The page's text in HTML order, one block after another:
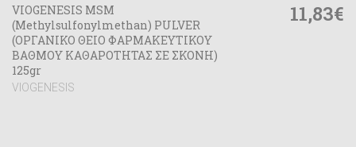
VIOGENESIS MSM
(Methylsulfonylmethan) PULVER
(ΟΡΓΑΝΙΚΟ ΘΕΙΟ ΦΑΡΜΑΚΕΥΤΙΚΟΥ
ΒΑΘΜΟΥ ΚΑΘΑΡΟΤΗΤΑΣ ΣΕ ΣΚΟΝΗ)
125gr
VIOGENESIS
11,83€